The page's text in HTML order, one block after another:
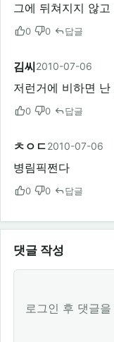
그에 뒤쳐지지 않
0 0 답글
김씨2010-07-06
저런거에 비하면
0 0 답글
ㅊㅇㄷ2010-07-06
병림픽쩐다
0 0 답글
댓글 작성
로그인 후 댓글